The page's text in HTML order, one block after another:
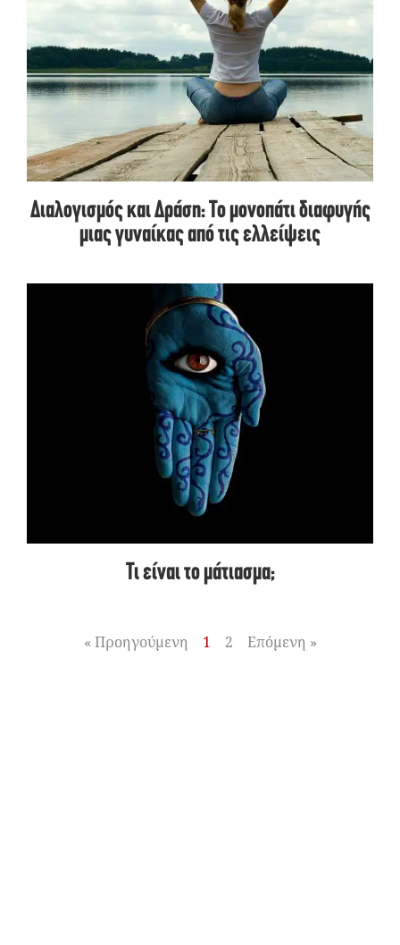
Διαλογισμός και Δράση: Το μονοπάτι διαφυγής
μιας γυναίκας από τις ελλείψεις
Τι είναι το μάτιασμα;
« Προηγούμενη 1 2 Επόμενη »